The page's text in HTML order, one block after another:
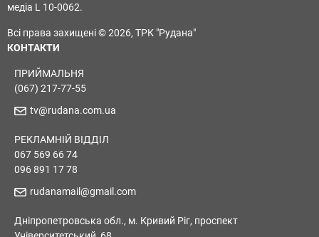
медіа L 10-0062.
Всі права захищені © 2026, ТРК "Рудана"
КОНТАКТИ
ПРИЙМАЛЬНЯ
(067) 217-77-55
tv@rudana.com.ua
РЕКЛАМНІЙ ВІДДІЛ
067 569 66 74
096 891 17 78
rudanamail@gmail.com
Дніпропетровська обл., м. Кривий Ріг, проспект